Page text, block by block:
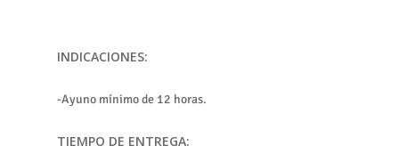
INDICACIONES:
-Ayuno mínimo de 12 horas.
TIEMPO DE ENTREGA: